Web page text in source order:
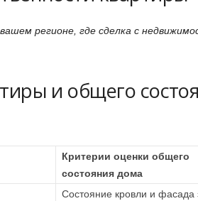
регионе, где сделка с
и общего
Критерии оценки общего
состояния дома
Состояние кровли и фасада